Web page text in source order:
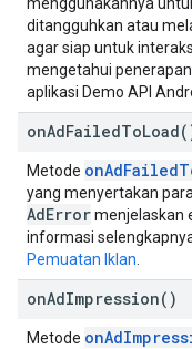
ditangguhkan atau
agar siap untuk
mengetahui
aplikasi Demo API
onAdFailedToLoad(
Metode
yang menyertakan
AdErrormenjelaskan
informasi
Pemuatan Iklan
onAdImpression( )
Metode